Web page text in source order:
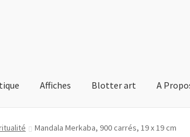
Affiches Blotter art A
Mandala Merkaba, 900 carrés, 19 x 19 cm